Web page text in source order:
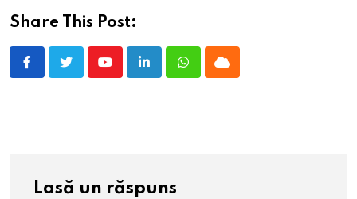
Share This Post:
YoutubeLinkedInWhatsappCloud
Lasă un răspuns